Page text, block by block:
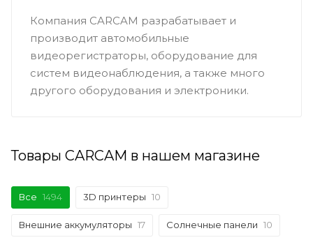
Компания CARCAM разрабатывает и
производит автомобильные
видеорегистраторы, оборудование для
систем видеонаблюдения, а также много
другого оборудования и электроники.
Товары CARCAM в нашем магазине
Все 1494 3D принтеры 10
Внешние аккумуляторы 17 Солнечные панели 10